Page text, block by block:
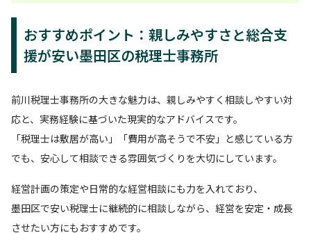
おすすめポイント：親しみやすさと総合支
援が安い墨田区の税理士事務所
前川税理士事務所の大きな魅力は、親しみやすく相談しやすい対
応と、実務経験に基づいた現実的なアドバイスです。
「税理士は敷居が高い」「費用が高そうで不安」と感じている方
でも、安心して相談できる雰囲気づくりを大切にしています。
経営計画の策定や日常的な経営相談にも力を入れており、
墨田区で安い税理士に継続的に相談しながら、経営を安定・成長
させたい方にもおすすめです。